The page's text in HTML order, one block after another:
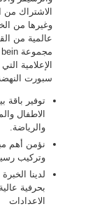
الاشتراك من
وغيرها من
عالمية من
الإعلامية
سبورت
الاطفال
والرياضة.
نؤمن أهم
وتركيب
لدينا
بحرفية
الاعدادات